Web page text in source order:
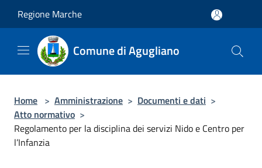
Regione Marche
Comune di Agugliano
Home > Amministrazione > Documenti e dati >
Atto normativo >
Regolamento per la disciplina dei servizi Nido e Centro per
l’Infanzia